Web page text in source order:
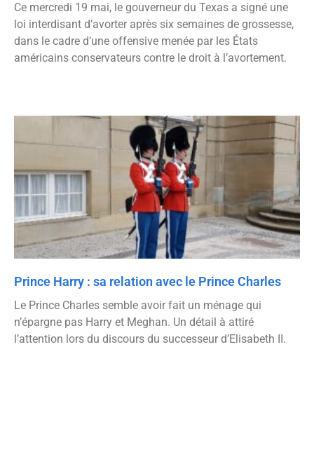
Ce mercredi 19 mai, le gouverneur du Texas a signé une
loi interdisant d’avorter après six semaines de grossesse,
dans le cadre d’une offensive menée par les États
américains conservateurs contre le droit à l’avortement.
Prince Harry : sa relation avec le Prince Charles
Le Prince Charles semble avoir fait un ménage qui
n’épargne pas Harry et Meghan. Un détail à attiré
l’attention lors du discours du successeur d’Elisabeth II.